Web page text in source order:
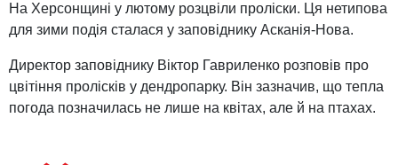
На Херсонщині у лютому розцвіли проліски. Ця нетипова
для зими подія сталася у заповіднику Асканія-Нова.
Директор заповіднику Віктор Гавриленко розповів про
цвітіння пролісків у дендропарку. Він зазначив, що тепла
погода позначилась не лише на квітах, але й на птахах.